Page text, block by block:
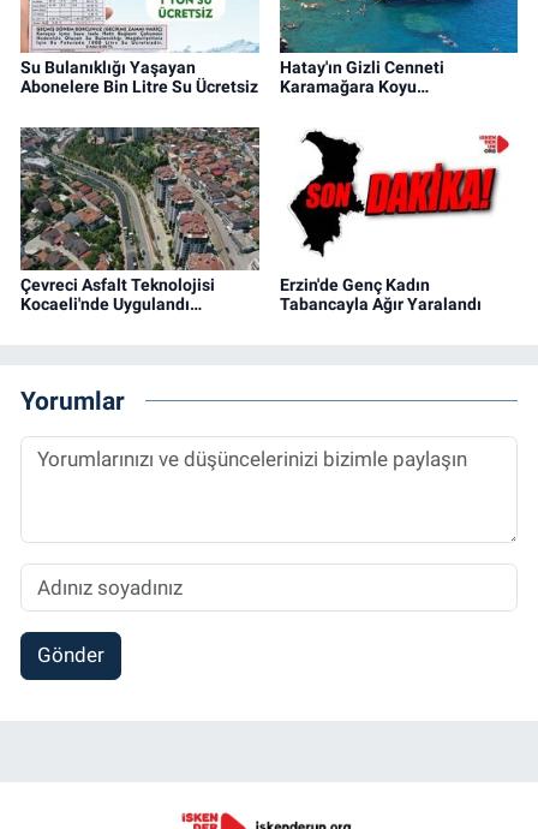
Su Bulanıklığı Yaşayan
Abonelere Bin Litre Su Ücretsiz
Hatay'ın Gizli Cenneti
Karamağara Koyu…
Çevreci Asfalt Teknolojisi
Kocaeli'nde Uygulandı…
Erzin'de Genç Kadın
Tabancayla Ağır Yaralandı
Yorumlar
Gönder